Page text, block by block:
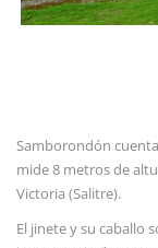
Samborondón
mide 8 metros de
Victoria (Salitre).
El jinete y su caballo